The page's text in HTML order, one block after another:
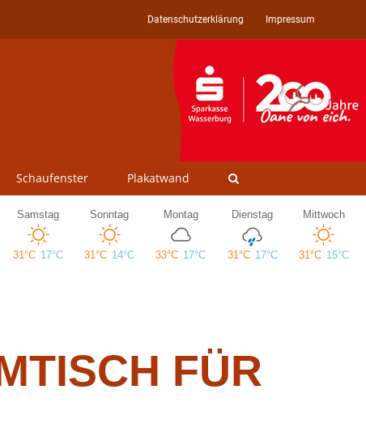
Datenschutzerklärung Impressum
Schaufenster Plakatwand
FÜR